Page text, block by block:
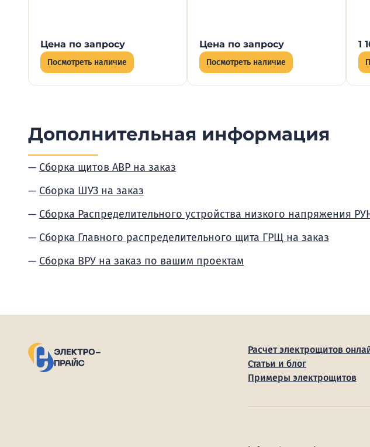
Цена по запросу
Посмотреть наличие
Цена по запросу
Посмотреть наличие
1
Дополнительная информация
Сборка щитов АВР на заказ
Сборка ШУЗ на заказ
Сборка Распределительного устройства низкого напряжения
Сборка Главного распределительного щита ГРЩ на заказ
Сборка ВРУ на заказ по вашим проектам
Расчет электрощитов
Статьи и блог
Примеры электрощитов